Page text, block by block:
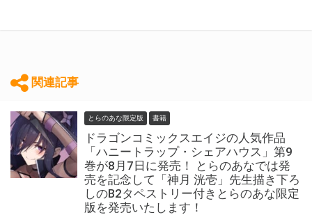
関連記事
とらのあな限定版 書籍
ドラゴンコミックスエイジの人気作品
「ハニートラップ・シェアハウス」第9
巻が8月7日に発売！ とらのあなでは発
売を記念して「神月 洸壱」先生描き下ろ
しのB2タペストリー付きとらのあな限定
版を発売いたします！